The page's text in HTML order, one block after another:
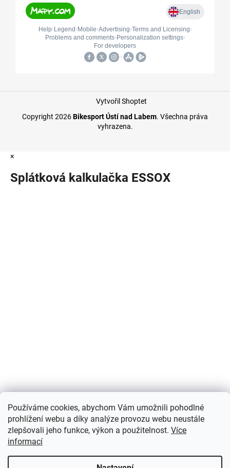
Používáme cookies, abychom Vám umožnili pohodlné
prohlížení webu a díky analýze provozu webu neustále
zlepšovali jeho funkce, výkon a použitelnost. Více
informací
Vytvořil Shoptet
Copyright 2026Bikesport Ústí nad Labem. Všechna práva
vyhrazena.
×
Splátková kalkulačka ESSOX